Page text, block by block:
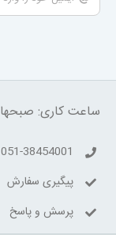
ساعت کاری: صبحها ۹:۳۰ تا ۱۳:۳۰ عصرها ۱۷تا ۲۱
051-38454001
پیگیری سفارش
پرسش و پاسخ